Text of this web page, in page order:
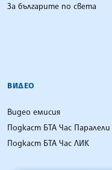
За българите по света
ВИДЕО
Видео емисия
Подкаст БТА Час Паралели
Подкаст БТА Час ЛИК